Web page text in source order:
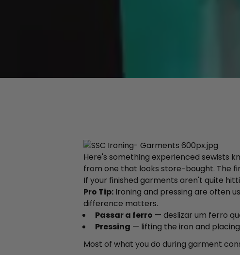
Here's something experienced sewists
from one that looks store-bought. The
If your finished garments aren't quite
Pro Tip: Ironing and pressing are often
difference matters.
Passar a ferro — deslizar um ferro
Pressing — lifting the iron and
Most of what you do during garment